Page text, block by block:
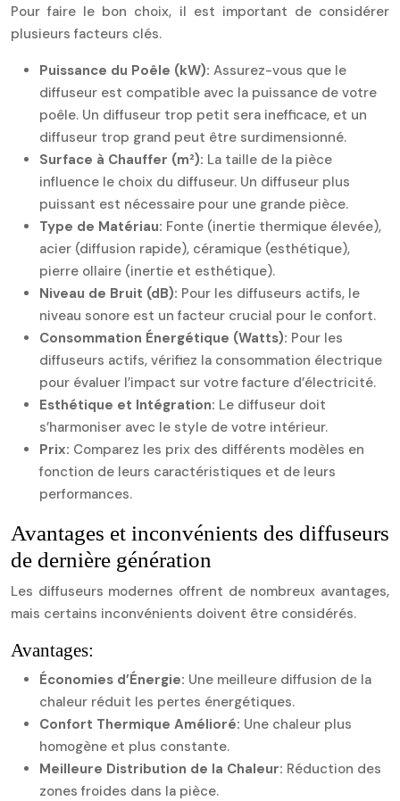
Pour faire le bon choix, il est important de considérer
plusieurs facteurs clés.
Puissance du Poêle (kW): Assurez-vous que le
diffuseur est compatible avec la puissance de votre
poêle. Un diffuseur trop petit sera inefficace, et un
diffuseur trop grand peut être surdimensionné.
Surface à Chauffer (m²): La taille de la pièce
influence le choix du diffuseur. Un diffuseur plus
puissant est nécessaire pour une grande pièce.
Type de Matériau: Fonte (inertie thermique élevée),
acier (diffusion rapide), céramique (esthétique),
pierre ollaire (inertie et esthétique).
Niveau de Bruit (dB): Pour les diffuseurs actifs, le
niveau sonore est un facteur crucial pour le confort.
Consommation Énergétique (Watts): Pour les
diffuseurs actifs, vérifiez la consommation électrique
pour évaluer l’impact sur votre facture d’électricité.
Esthétique et Intégration: Le diffuseur doit
s’harmoniser avec le style de votre intérieur.
Prix: Comparez les prix des différents modèles en
fonction de leurs caractéristiques et de leurs
performances.
Avantages et inconvénients des diffuseurs
de dernière génération
Les diffuseurs modernes offrent de nombreux avantages,
mais certains inconvénients doivent être considérés.
Avantages:
Économies d’Énergie: Une meilleure diffusion de la
chaleur réduit les pertes énergétiques.
Confort Thermique Amélioré: Une chaleur plus
homogène et plus constante.
Meilleure Distribution de la Chaleur: Réduction des
zones froides dans la pièce.